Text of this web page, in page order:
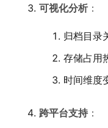
可视化分析 ：
归档目录
存储占用
时间维度
跨平台支持 ：